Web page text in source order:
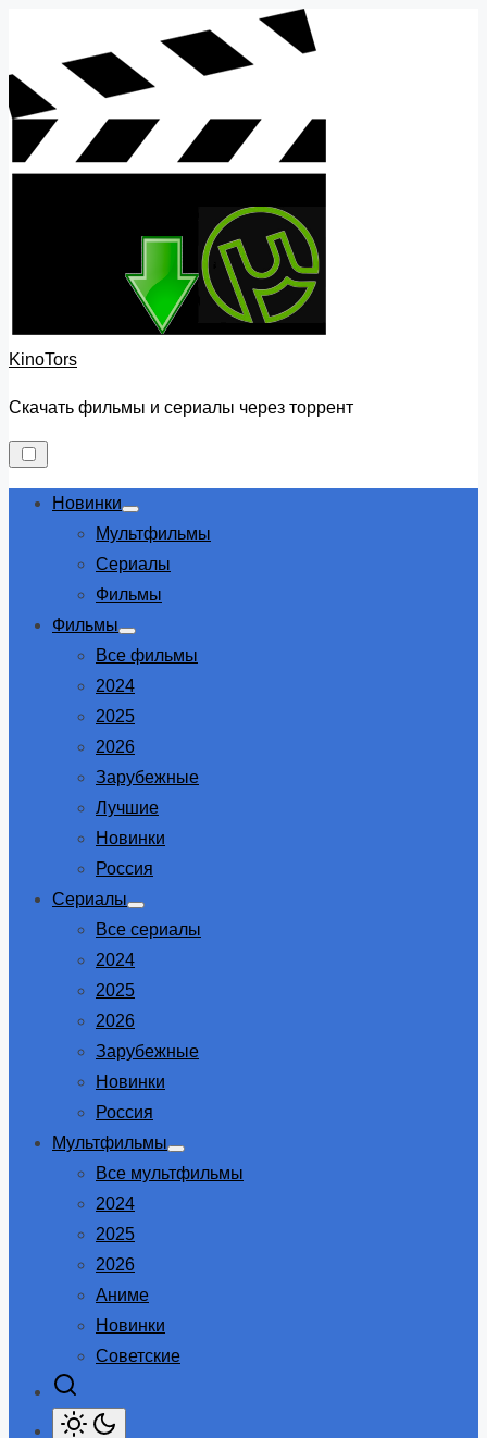
content
KinoTors
Скачать фильмы и сериалы через торрент
Новинки
Show
sub
Мультфильмы
Сериалы
Фильмы
Фильмы
Show
sub
Все фильмы
2024
2025
2026
Зарубежные
Лучшие
Новинки
Россия
Сериалы
Show
sub
Все сериалы
2024
2025
2026
Зарубежные
Новинки
Россия
Мультфильмы
Show
sub
Все мультфильмы
2024
2025
2026
Аниме
Новинки
Советские